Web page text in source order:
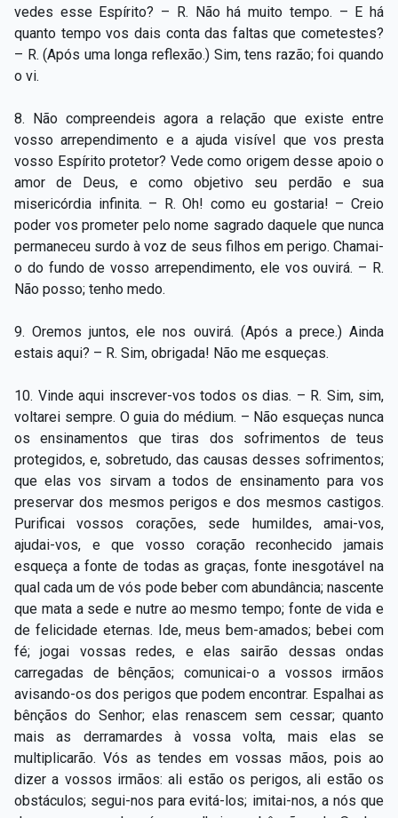
vedes esse Espírito? – R. Não há muito tempo. – E há
quanto tempo vos dais conta das faltas que cometestes?
– R. (Após uma longa reflexão.) Sim, tens razão; foi quando
o vi.
8. Não compreendeis agora a relação que existe entre
vosso arrependimento e a ajuda visível que vos presta
vosso Espírito protetor? Vede como origem desse apoio o
amor de Deus, e como objetivo seu perdão e sua
misericórdia infinita. – R. Oh! como eu gostaria! – Creio
poder vos prometer pelo nome sagrado daquele que nunca
permaneceu surdo à voz de seus filhos em perigo. Chamai-
o do fundo de vosso arrependimento, ele vos ouvirá. – R.
Não posso; tenho medo.
9. Oremos juntos, ele nos ouvirá. (Após a prece.) Ainda
estais aqui? – R. Sim, obrigada! Não me esqueças.
10. Vinde aqui inscrever-vos todos os dias. – R. Sim, sim,
voltarei sempre. O guia do médium. – Não esqueças nunca
os ensinamentos que tiras dos sofrimentos de teus
protegidos, e, sobretudo, das causas desses sofrimentos;
que elas vos sirvam a todos de ensinamento para vos
preservar dos mesmos perigos e dos mesmos castigos.
Purificai vossos corações, sede humildes, amai-vos,
ajudai-vos, e que vosso coração reconhecido jamais
esqueça a fonte de todas as graças, fonte inesgotável na
qual cada um de vós pode beber com abundância; nascente
que mata a sede e nutre ao mesmo tempo; fonte de vida e
de felicidade eternas. Ide, meus bem-amados; bebei com
fé; jogai vossas redes, e elas sairão dessas ondas
carregadas de bênçãos; comunicai-o a vossos irmãos
avisando-os dos perigos que podem encontrar. Espalhai as
bênçãos do Senhor; elas renascem sem cessar; quanto
mais as derramardes à vossa volta, mais elas se
multiplicarão. Vós as tendes em vossas mãos, pois ao
dizer a vossos irmãos: ali estão os perigos, ali estão os
obstáculos; segui-nos para evitá-los; imitai-nos, a nós que